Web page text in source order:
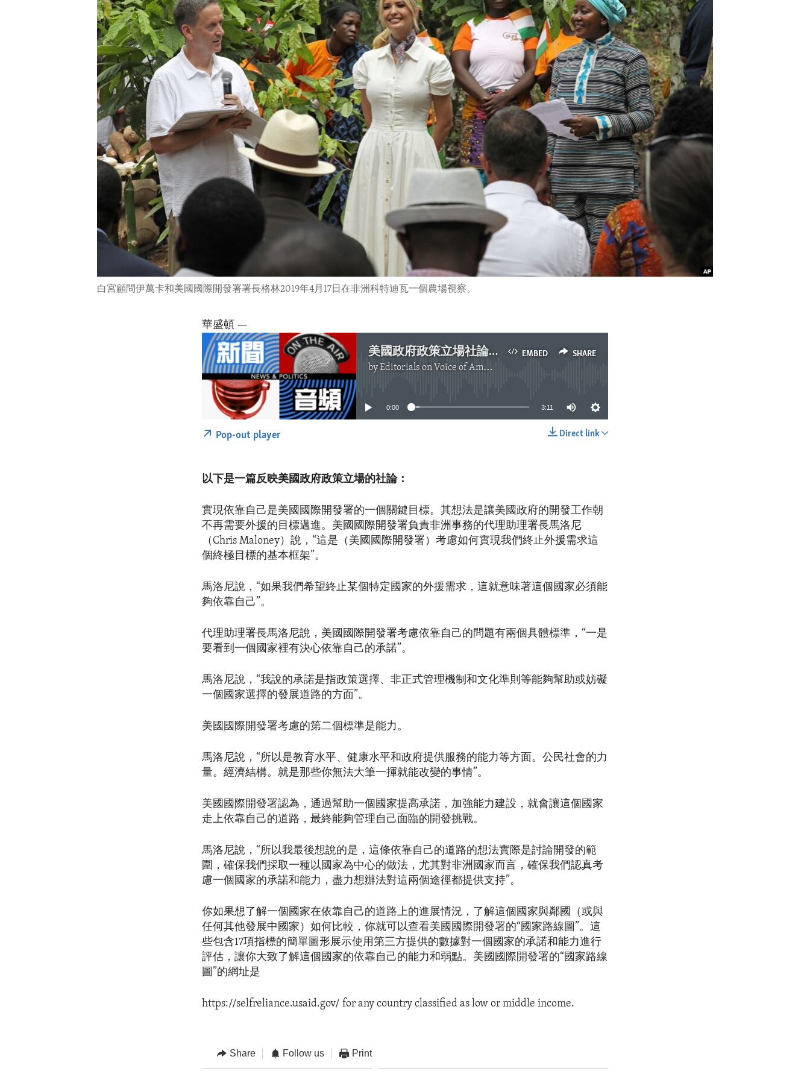
IDEALS AND INSTITUTIONS
白宮顧問伊萬卡和美國國際開發署署長格林2019年4月17日在非洲科特迪瓦一個農場視察。
華盛頓 —
EMBED SHARE
美國政府政策立場社論：實現依靠自己是美國國際開發署的關鍵目標
byEditorials on Voice of America
No media source currently available
0:00 3:11
Direct link
Pop-out player
以下是一篇反映美國政府政策立場的社論：
實現依靠自己是美國國際開發署的一個關鍵目標。其想法是讓美國政府的開發工作朝
不再需要外援的目標邁進。美國國際開發署負責非洲事務的代理助理署長馬洛尼
（Chris Maloney）說，“這是（美國國際開發署）考慮如何實現我們終止外援需求這
個終極目標的基本框架”。
馬洛尼說，“如果我們希望終止某個特定國家的外援需求，這就意味著這個國家必須能
夠依靠自己”。
代理助理署長馬洛尼說，美國國際開發署考慮依靠自己的問題有兩個具體標準，“一是
要看到一個國家裡有決心依靠自己的承諾”。
馬洛尼說，“我說的承諾是指政策選擇、非正式管理機制和文化準則等能夠幫助或妨礙
一個國家選擇的發展道路的方面”。
美國國際開發署考慮的第二個標準是能力。
馬洛尼說，“所以是教育水平、健康水平和政府提供服務的能力等方面。公民社會的力
量。經濟結構。就是那些你無法大筆一揮就能改變的事情”。
美國國際開發署認為，通過幫助一個國家提高承諾，加強能力建設，就會讓這個國家
走上依靠自己的道路，最終能夠管理自己面臨的開發挑戰。
馬洛尼說，“所以我最後想說的是，這條依靠自己的道路的想法實際是討論開發的範
圍，確保我們採取一種以國家為中心的做法，尤其對非洲國家而言，確保我們認真考
慮一個國家的承諾和能力，盡力想辦法對這兩個途徑都提供支持”。
你如果想了解一個國家在依靠自己的道路上的進展情況，了解這個國家與鄰國（或與
任何其他發展中國家）如何比較，你就可以查看美國國際開發署的“國家路線圖”。這
些包含17項指標的簡單圖形展示使用第三方提供的數據對一個國家的承諾和能力進行
評估，讓你大致了解這個國家的依靠自己的能力和弱點。美國國際開發署的“國家路線
圖”的網址是
https://selfreliance.usaid.gov/ for any country classified as low or middle income.
Share Follow us Print